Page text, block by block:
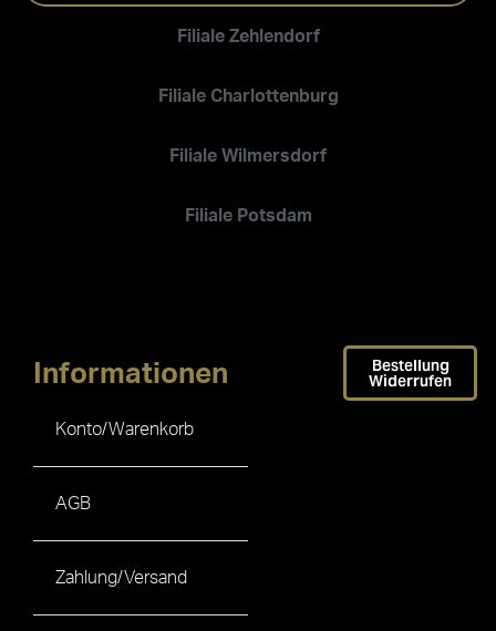
Filiale Zehlendorf
Filiale Charlottenburg
Filiale Wilmersdorf
Filiale Potsdam
Informationen
Konto/Warenkorb
AGB
Zahlung/Versand
Bestellung
Widerrufen